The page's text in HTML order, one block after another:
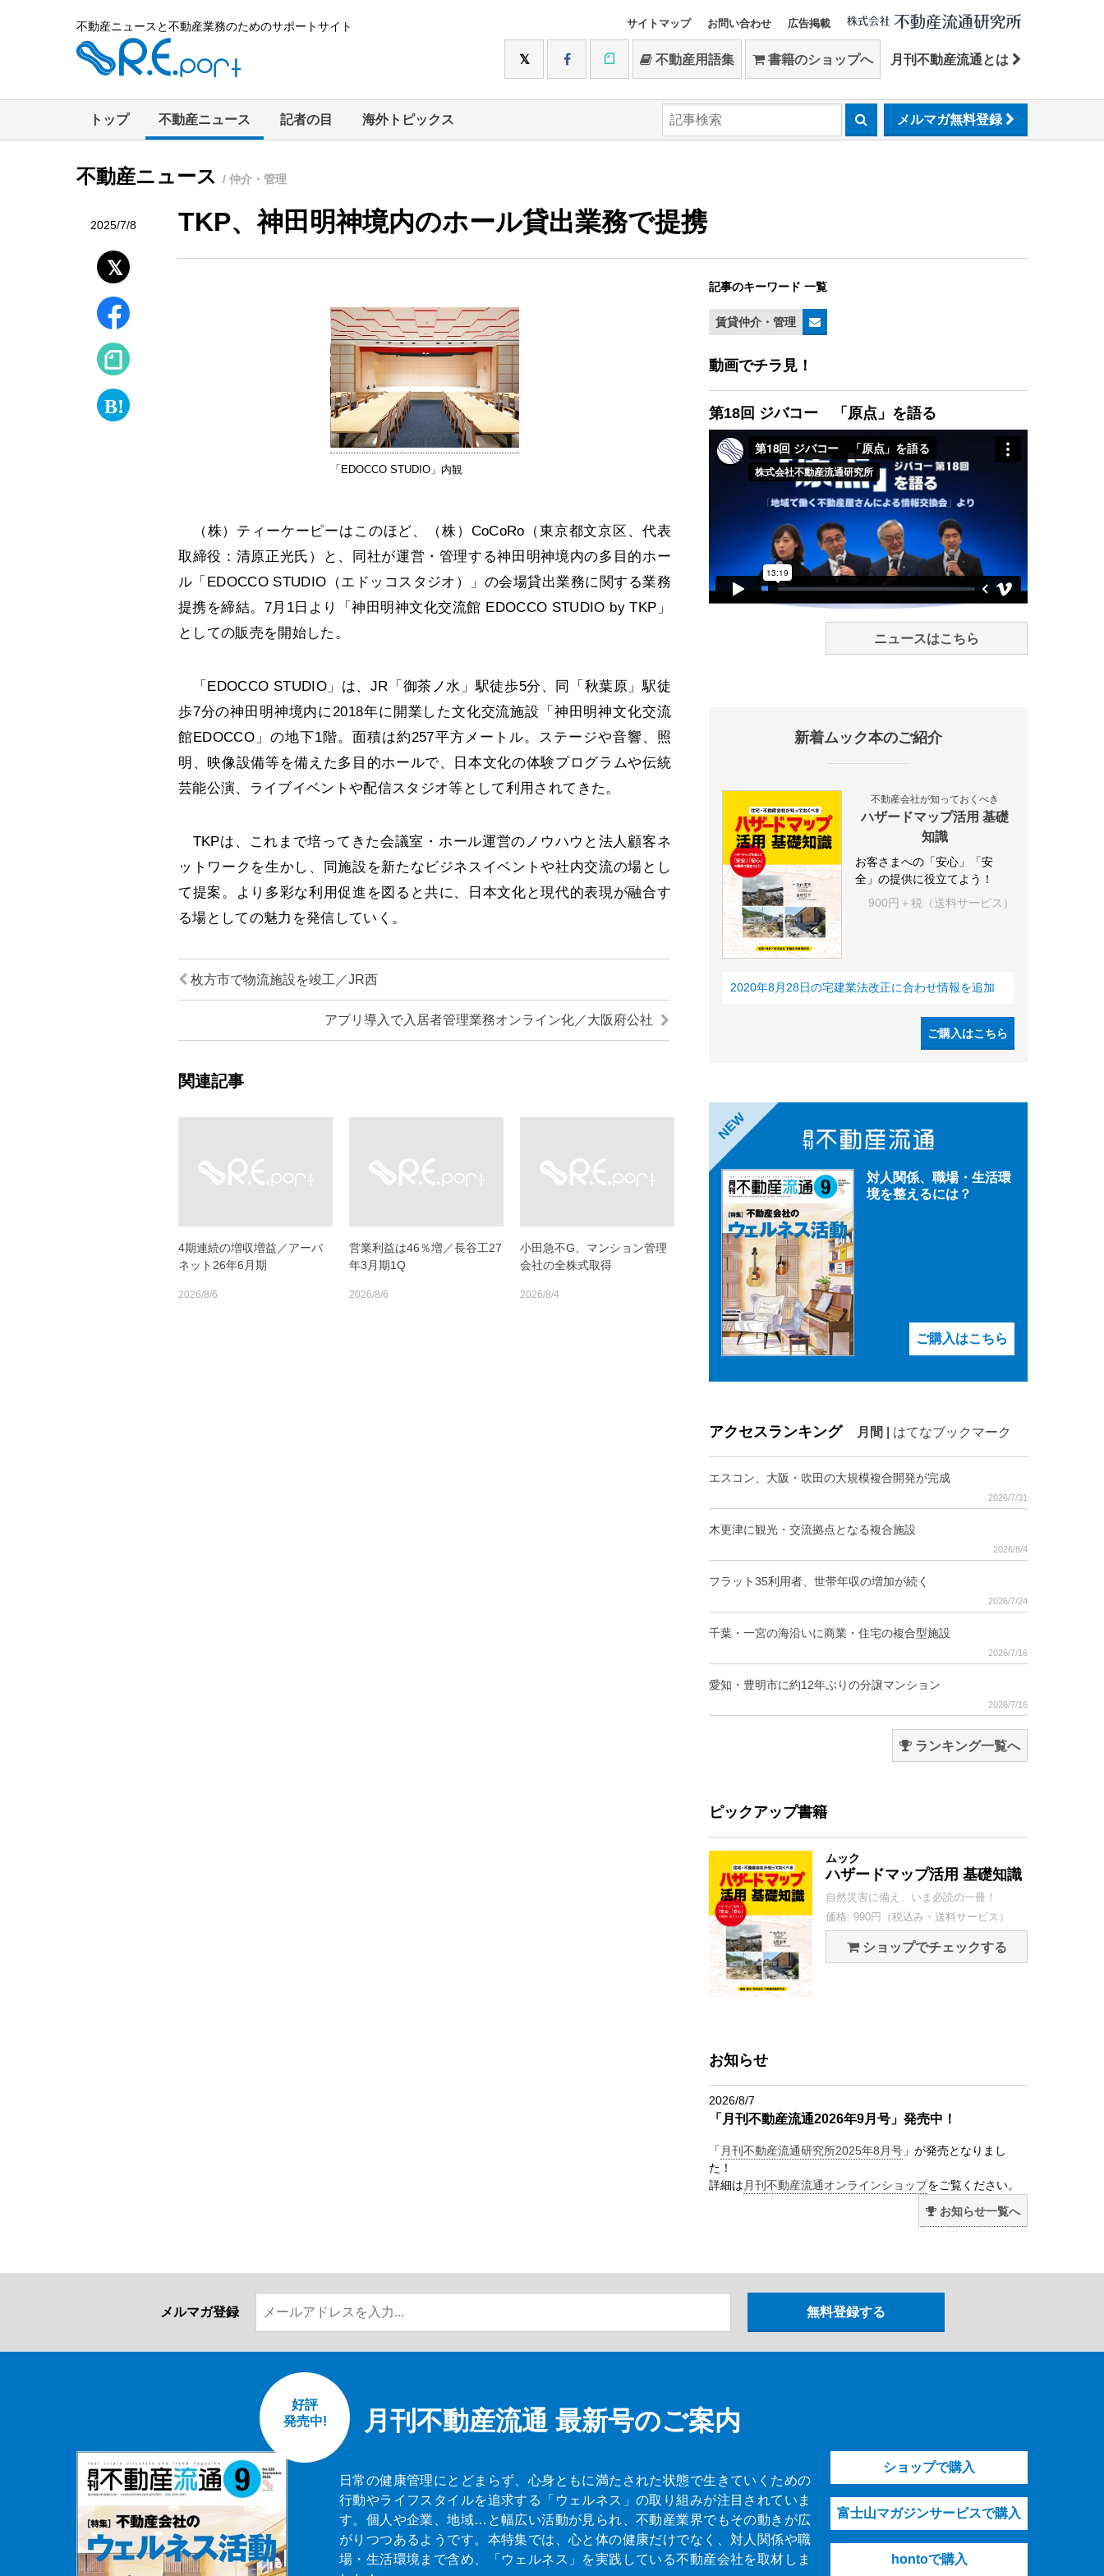
不動産ニュースと不動産業務のためのサポートサイト サイトマップ お問い合わせ 広告掲載
不動産用語集 書籍のショップへ 月刊不動産流通とは
トップ 不動産ニュース 記者の目 海外トピックス メルマガ無料登録
不動産ニュース / 仲介・管理
2025/7/8 TKP、神田明神境内のホール貸出業務で提携
「EDOCCO STUDIO」内観
（株）ティーケーピーはこのほど、（株）CoCoRo（東京都文京区、代表
取締役：清原正光氏）と、同社が運営・管理する神田明神境内の多目的ホー
ル「EDOCCO STUDIO（エドッコスタジオ）」の会場貸出業務に関する業務
提携を締結。7月1日より「神田明神文化交流館 EDOCCO STUDIO by TKP」
としての販売を開始した。
「EDOCCO STUDIO」は、JR「御茶ノ水」駅徒歩5分、同「秋葉原」駅徒
歩7分の神田明神境内に2018年に開業した文化交流施設「神田明神文化交流
館EDOCCO」の地下1階。面積は約257平方メートル。ステージや音響、照
明、映像設備等を備えた多目的ホールで、日本文化の体験プログラムや伝統
芸能公演、ライブイベントや配信スタジオ等として利用されてきた。
TKPは、これまで培ってきた会議室・ホール運営のノウハウと法人顧客ネ
ットワークを生かし、同施設を新たなビジネスイベントや社内交流の場とし
て提案。より多彩な利用促進を図ると共に、日本文化と現代的表現が融合す
る場としての魅力を発信していく。
枚方市で物流施設を竣工／JR西
アプリ導入で入居者管理業務オンライン化／大阪府公社
関連記事
4期連続の増収増益／アーバ
ネット26年6月期
2026/8/6
営業利益は46％増／長谷工27
年3月期1Q
2026/8/6
小田急不G、マンション管理
会社の全株式取得
2026/8/4
記事のキーワード 一覧
賃貸仲介・管理
動画でチラ見！
第18回 ジバコー 「原点」を語る
ニュースはこちら
新着ムック本のご紹介
不動産会社が知っておくべき
ハザードマップ活用 基礎
知識
お客さまへの「安心」「安
全」の提供に役立てよう！
900円＋税（送料サービス）
2020年8月28日の宅建業法改正に合わせ情報を追加
ご購入はこちら
NEW
対人関係、職場・生活環
境を整えるには？
ご購入はこちら
アクセスランキング 月間 はてなブックマーク
エスコン、大阪・吹田の大規模複合開発が完成
2026/7/31
木更津に観光・交流拠点となる複合施設
2026/8/4
フラット35利用者、世帯年収の増加が続く
2026/7/24
千葉・一宮の海沿いに商業・住宅の複合型施設
2026/7/16
愛知・豊明市に約12年ぶりの分譲マンション
2026/7/16
ランキング一覧へ
ピックアップ書籍
ムック
ハザードマップ活用 基礎知識
自然災害に備え、いま必読の一冊！
価格: 990円（税込み・送料サービス）
ショップでチェックする
お知らせ
2026/8/7
「月刊不動産流通2026年9月号」発売中！
「 月刊不動産流通研究所2025年8月号 」が発売となりまし
た！
詳細は 月刊不動産流通オンラインショップをご覧ください。
お知らせ一覧へ
メルマガ登録
月刊不動産流通 最新号のご案内
好評
発売中!
日常の健康管理にとどまらず、心身ともに満たされた状態で生きていくための
行動やライフスタイルを追求する「ウェルネス」の取り組みが注目されていま
す。個人や企業、地域…と幅広い活動が見られ、不動産業界でもその動きが広
がりつつあるようです。本特集では、心と体の健康だけでなく、対人関係や職
場・生活環境まで含め、「ウェルネス」を実践している不動産会社を取材しま
ショップで購入
富士山マガジンサービスで購入
hontoで購入